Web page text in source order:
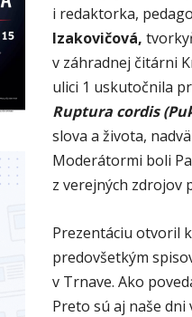
i redaktorka,
Izakovičová,
v záhradnej čitárni
ulici 1 uskutočnila
Ruptura cordis
slova a života,
Moderátormi boli
z verejných zdrojov
Prezentáciu otvoril
predovšetkým
v Trnave. Ako
Preto sú aj naše dni